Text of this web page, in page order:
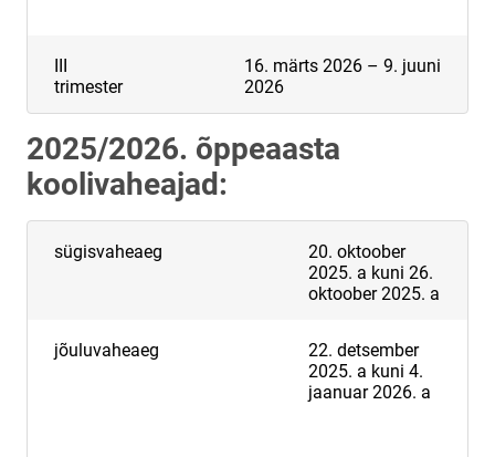
III
trimester
16. märts 2026 – 9. juuni
2026
2025/2026. õppeaasta
koolivaheajad:
sügisvaheaeg
20. oktoober
2025. a kuni 26.
oktoober 2025. a
jõuluvaheaeg
22. detsember
2025. a kuni 4.
jaanuar 2026. a